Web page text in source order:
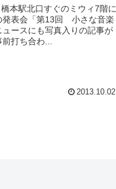
本駅北口すぐのミウィ7階に
発表会「第13回 小さな音楽
ースにも写真入りの記事が
打ち合わ...
2013.10.02